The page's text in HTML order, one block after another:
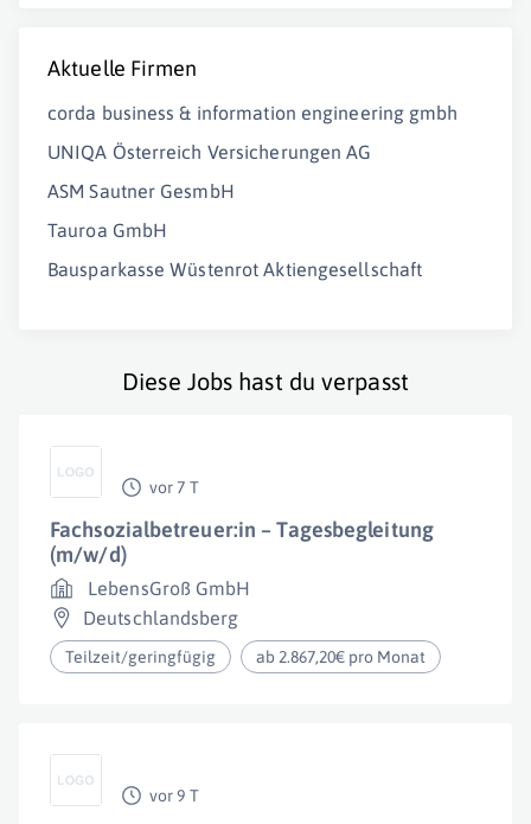
Aktuelle Firmen
corda business & information engineering gmbh
UNIQA Österreich Versicherungen AG
ASM Sautner GesmbH
Tauroa GmbH
Bausparkasse Wüstenrot Aktiengesellschaft
Diese Jobs hast du verpasst
vor 7 T
Fachsozialbetreuer:in – Tagesbegleitung
(m/w/d)
LebensGroß GmbH
Deutschlandsberg
Teilzeit/geringfügig ab 2.867,20€ pro Monat
vor 9 T